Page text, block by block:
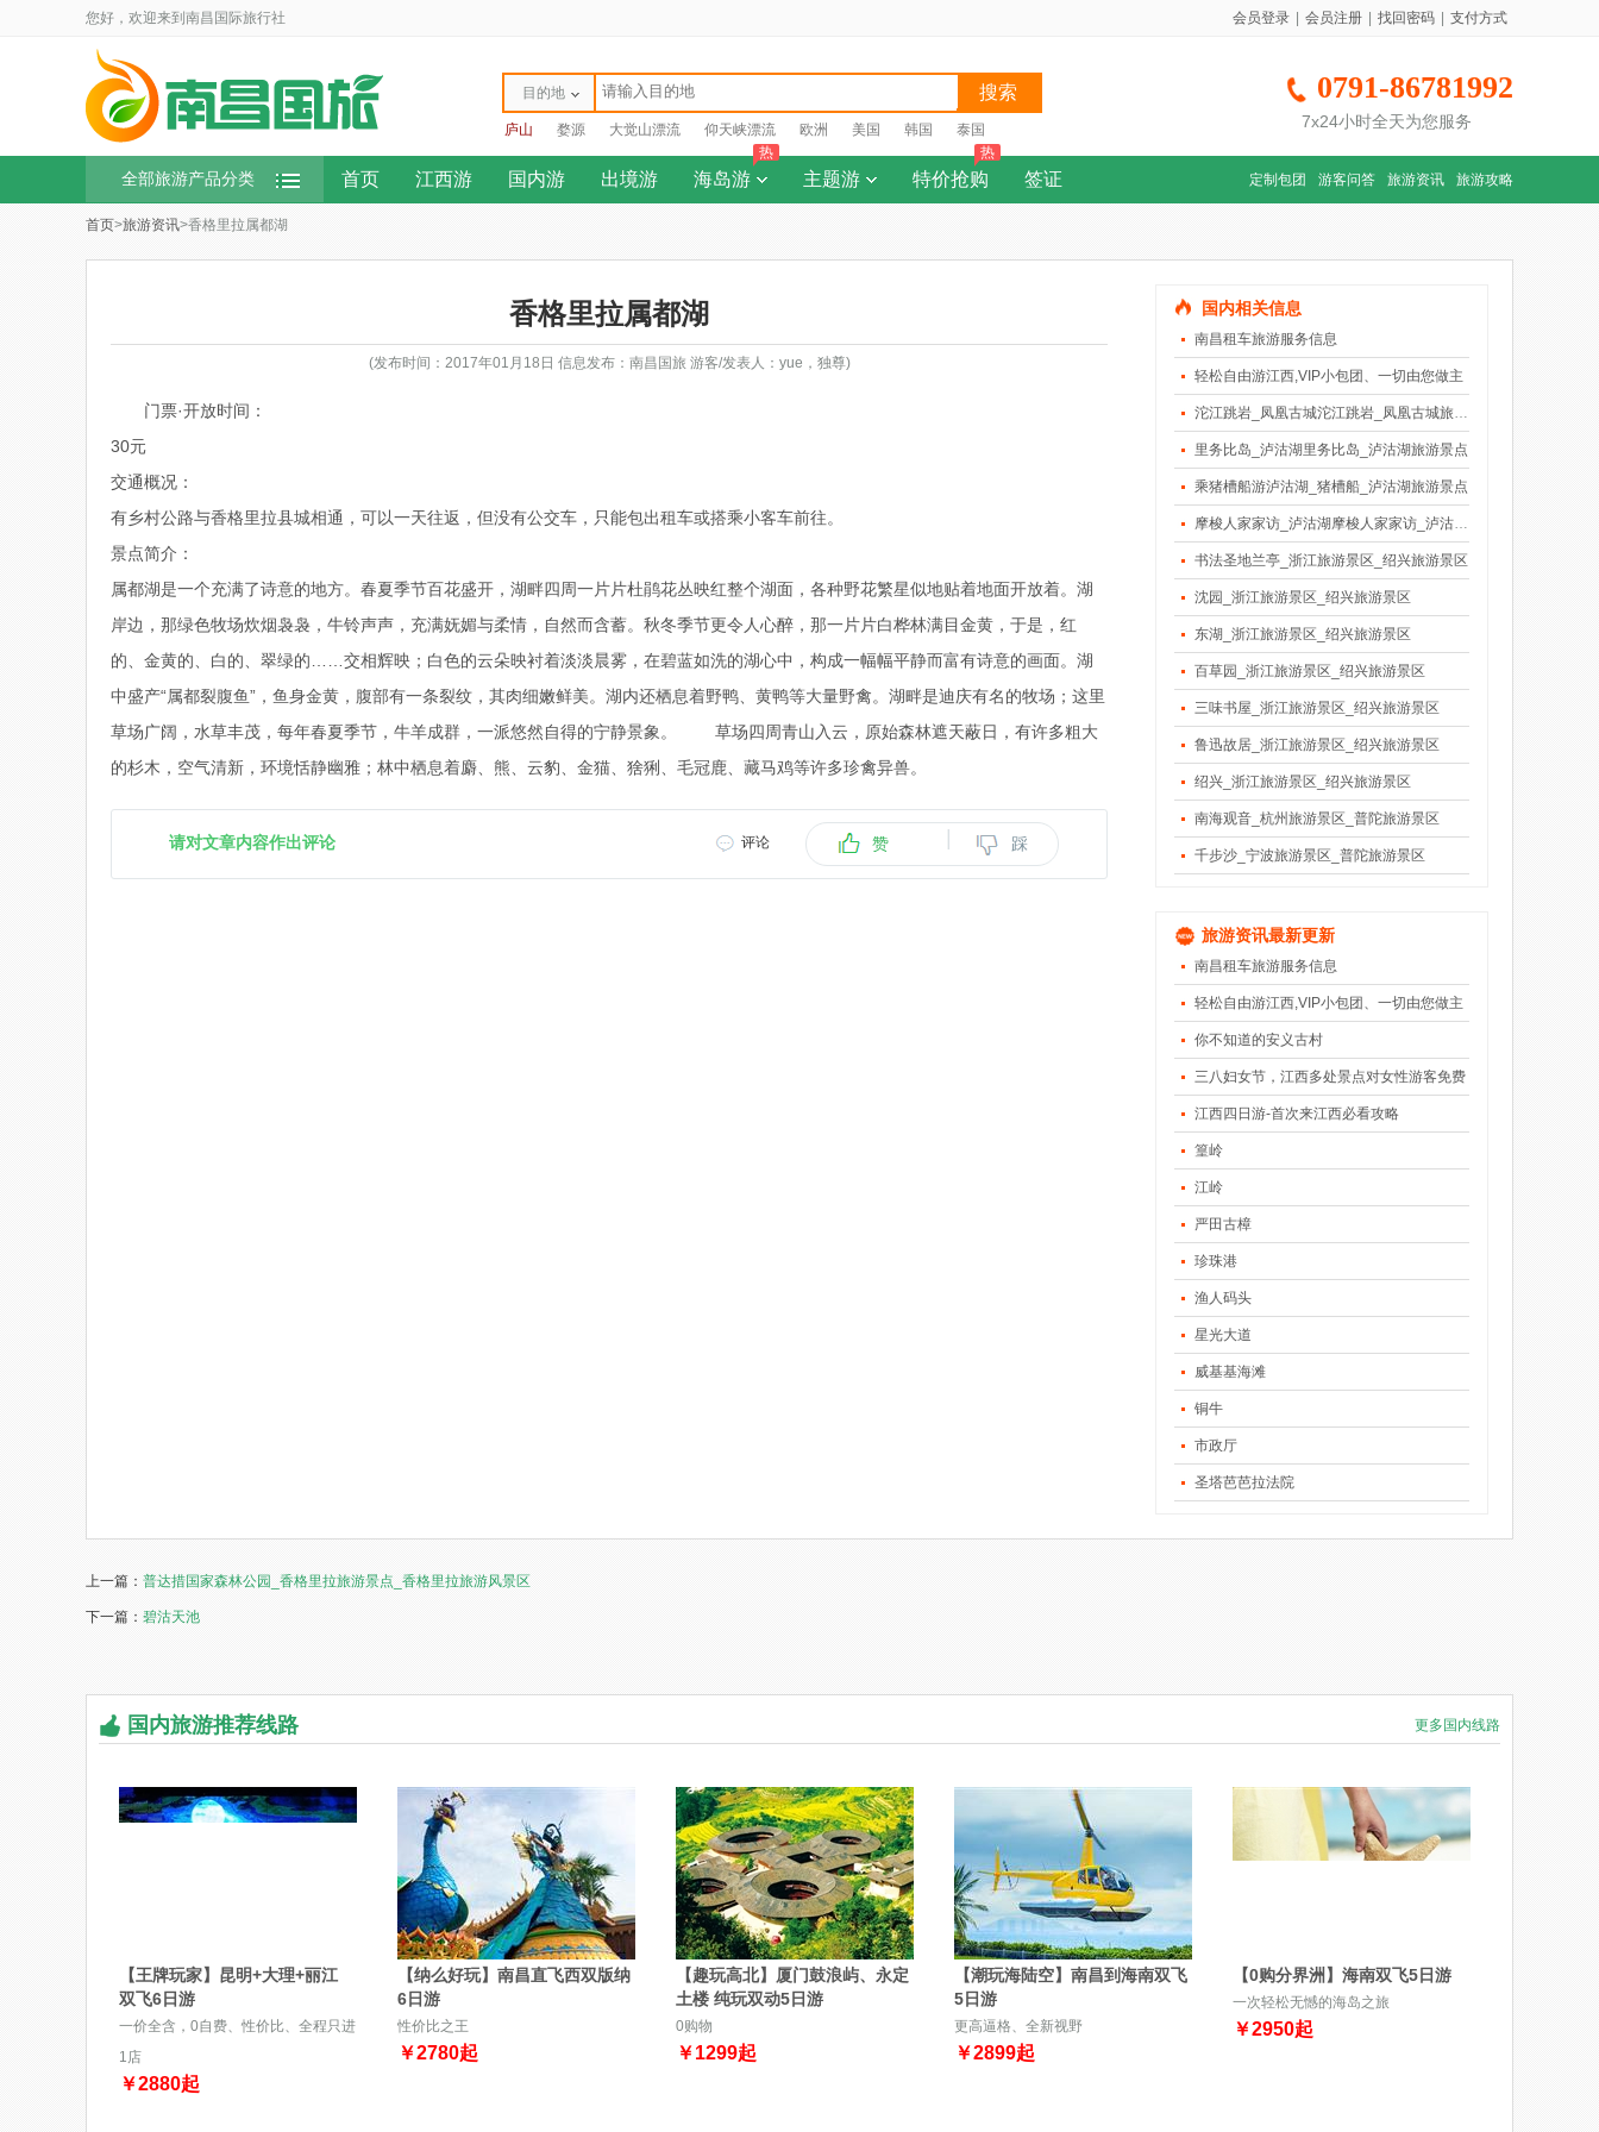
您好，欢迎来到南昌国际旅行社 会员登录 会员注册 找回密码 支付方式
目的地 搜索
庐山 婺源 大觉山漂流 仰天峡漂流 欧洲 美国 韩国 泰国
0791-86781992
7x24小时全天为您服务
全部旅游产品分类 首页 江西游 国内游 出境游 海岛游
热
主题游 特价抢购
热
签证 定制包团 游客问答 旅游资讯 旅游攻略
首页>旅游资讯>香格里拉属都湖
香格里拉属都湖
(发布时间：2017年01月18日 信息发布：南昌国旅 游客/发表人：yue，独尊)
门票·开放时间：
30元
交通概况：
有乡村公路与香格里拉县城相通，可以一天往返，但没有公交车，只能包出租车或搭乘小客车前往。
景点简介：
属都湖是一个充满了诗意的地方。春夏季节百花盛开，湖畔四周一片片杜鹃花丛映红整个湖面，各种野花繁星似地贴着地面开放着。湖
岸边，那绿色牧场炊烟袅袅，牛铃声声，充满妩媚与柔情，自然而含蓄。秋冬季节更令人心醉，那一片片白桦林满目金黄，于是，红
的、金黄的、白的、翠绿的……交相辉映；白色的云朵映衬着淡淡晨雾，在碧蓝如洗的湖心中，构成一幅幅平静而富有诗意的画面。湖
中盛产“属都裂腹鱼”，鱼身金黄，腹部有一条裂纹，其肉细嫩鲜美。湖内还栖息着野鸭、黄鸭等大量野禽。湖畔是迪庆有名的牧场；这里
草场广阔，水草丰茂，每年春夏季节，牛羊成群，一派悠然自得的宁静景象。 草场四周青山入云，原始森林遮天蔽日，有许多粗大
的杉木，空气清新，环境恬静幽雅；林中栖息着麝、熊、云豹、金猫、猞猁、毛冠鹿、藏马鸡等许多珍禽异兽。
请对文章内容作出评论 赞 踩
评论
国内相关信息
南昌租车旅游服务信息
轻松自由游江西,VIP小包团、一切由您做主
沱江跳岩_凤凰古城沱江跳岩_凤凰古城旅游景点
里务比岛_泸沽湖里务比岛_泸沽湖旅游景点
乘猪槽船游泸沽湖_猪槽船_泸沽湖旅游景点
摩梭人家家访_泸沽湖摩梭人家家访_泸沽湖旅游景点
书法圣地兰亭_浙江旅游景区_绍兴旅游景区
沈园_浙江旅游景区_绍兴旅游景区
东湖_浙江旅游景区_绍兴旅游景区
百草园_浙江旅游景区_绍兴旅游景区
三味书屋_浙江旅游景区_绍兴旅游景区
鲁迅故居_浙江旅游景区_绍兴旅游景区
绍兴_浙江旅游景区_绍兴旅游景区
南海观音_杭州旅游景区_普陀旅游景区
千步沙_宁波旅游景区_普陀旅游景区
旅游资讯最新更新
南昌租车旅游服务信息
轻松自由游江西,VIP小包团、一切由您做主
你不知道的安义古村
三八妇女节，江西多处景点对女性游客免费
江西四日游-首次来江西必看攻略
篁岭
江岭
严田古樟
珍珠港
渔人码头
星光大道
威基基海滩
铜牛
市政厅
圣塔芭芭拉法院
上一篇： 普达措国家森林公园_香格里拉旅游景点_香格里拉旅游风景区
下一篇： 碧沽天池
国内旅游推荐线路 更多国内线路
【王牌玩家】昆明+大理+丽江
双飞6日游
一价全含，0自费、性价比、全程只进
1店
￥2880起
【纳么好玩】南昌直飞西双版纳
6日游
性价比之王
￥2780起
【趣玩高北】厦门鼓浪屿、永定
土楼 纯玩双动5日游
0购物
￥1299起
【潮玩海陆空】南昌到海南双飞
5日游
更高逼格、全新视野
￥2899起
【0购分界洲】海南双飞5日游
一次轻松无憾的海岛之旅
￥2950起